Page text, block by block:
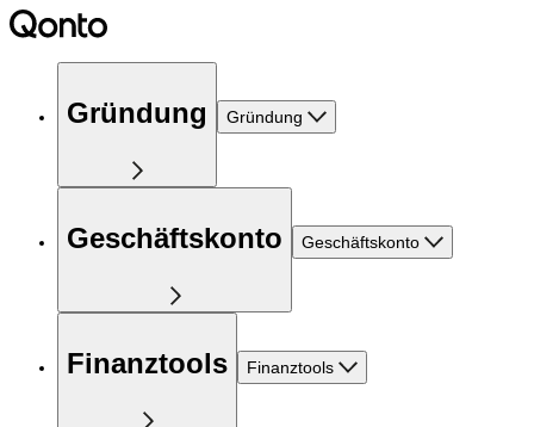
Gründung Gründung
Geschäftskonto Geschäftskonto
Finanztools Finanztools